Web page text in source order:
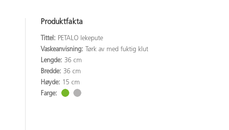
Produktfakta
Tittel: PETALO lekepute
Vaskeanvisning:
Tørk av med fuktig klut
Lengde: 36 cm
Bredde: 36 cm
Høyde: 15 cm
Farge: